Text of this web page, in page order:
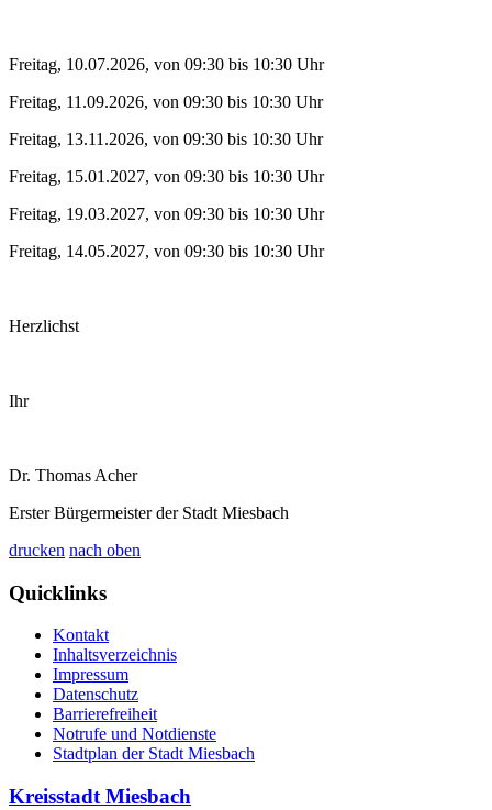
Freitag, 10.07.2026, von 09:30 bis 10:30 Uhr
Freitag, 11.09.2026, von 09:30 bis 10:30 Uhr
Freitag, 13.11.2026, von 09:30 bis 10:30 Uhr
Freitag, 15.01.2027, von 09:30 bis 10:30 Uhr
Freitag, 19.03.2027, von 09:30 bis 10:30 Uhr
Freitag, 14.05.2027, von 09:30 bis 10:30 Uhr
Herzlichst
Ihr
Dr. Thomas Acher
Erster Bürgermeister der Stadt Miesbach
drucken nach oben
Quicklinks
Kontakt
Inhaltsverzeichnis
Impressum
Datenschutz
Barrierefreiheit
Notrufe und Notdienste
Stadtplan der Stadt Miesbach
Kreisstadt Miesbach